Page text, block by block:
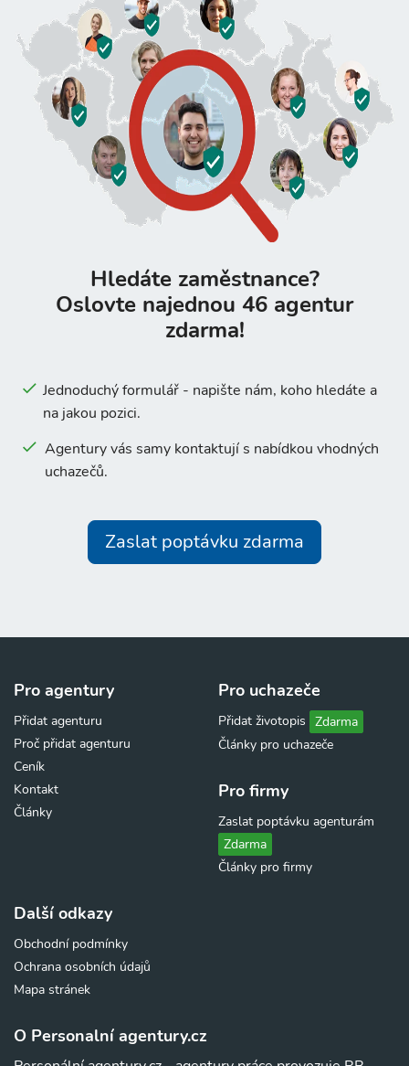
Hledáte zaměstnance?
Oslovte najednou 46 agentur
zdarma!
Jednoduchý formulář - napište nám, koho hledáte a
na jakou pozici.
Agentury vás samy kontaktují s nabídkou vhodných
uchazečů.
Zaslat poptávku zdarma
Pro agentury
Přidat agenturu
Proč přidat agenturu
Ceník
Kontakt
Články
Pro uchazeče
Přidat životopis Zdarma
Články pro uchazeče
Pro firmy
Zaslat poptávku agenturám
Zdarma
Články pro firmy
Další odkazy
Obchodní podmínky
Ochrana osobních údajů
Mapa stránek
O Personalní agentury.cz